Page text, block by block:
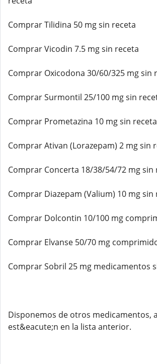
Comprar Tilidina 50 mg sin receta
Comprar Vicodin 7.5 mg sin receta
Comprar Oxicodona 30/60/325 mg sin
Comprar Surmontil 25/100 mg sin
Comprar Prometazina 10 mg sin receta
Comprar Ativan (Lorazepam) 2 mg sin
Comprar Concerta 18/38/54/72 mg sin
Comprar Diazepam (Valium) 10 mg sin
Comprar Dolcontin 10/100 mg
Comprar Elvanse 50/70 mg
Comprar Sobril 25 mg medicamentos
Disponemos de otros medicamentos,
est&eacute;n en la lista anterior.